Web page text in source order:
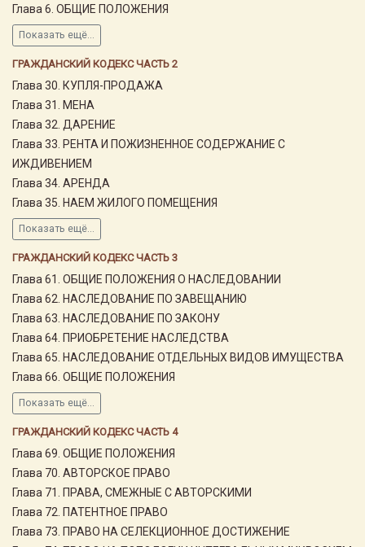
Глава 6. ОБЩИЕ ПОЛОЖЕНИЯ
Показать ещё...
ГРАЖДАНСКИЙ КОДЕКС ЧАСТЬ 2
Глава 30. КУПЛЯ-ПРОДАЖА
Глава 31. МЕНА
Глава 32. ДАРЕНИЕ
Глава 33. РЕНТА И ПОЖИЗНЕННОЕ СОДЕРЖАНИЕ С
ИЖДИВЕНИЕМ
Глава 34. АРЕНДА
Глава 35. НАЕМ ЖИЛОГО ПОМЕЩЕНИЯ
Показать ещё...
ГРАЖДАНСКИЙ КОДЕКС ЧАСТЬ 3
Глава 61. ОБЩИЕ ПОЛОЖЕНИЯ О НАСЛЕДОВАНИИ
Глава 62. НАСЛЕДОВАНИЕ ПО ЗАВЕЩАНИЮ
Глава 63. НАСЛЕДОВАНИЕ ПО ЗАКОНУ
Глава 64. ПРИОБРЕТЕНИЕ НАСЛЕДСТВА
Глава 65. НАСЛЕДОВАНИЕ ОТДЕЛЬНЫХ ВИДОВ ИМУЩЕСТВА
Глава 66. ОБЩИЕ ПОЛОЖЕНИЯ
Показать ещё...
ГРАЖДАНСКИЙ КОДЕКС ЧАСТЬ 4
Глава 69. ОБЩИЕ ПОЛОЖЕНИЯ
Глава 70. АВТОРСКОЕ ПРАВО
Глава 71. ПРАВА, СМЕЖНЫЕ С АВТОРСКИМИ
Глава 72. ПАТЕНТНОЕ ПРАВО
Глава 73. ПРАВО НА СЕЛЕКЦИОННОЕ ДОСТИЖЕНИЕ